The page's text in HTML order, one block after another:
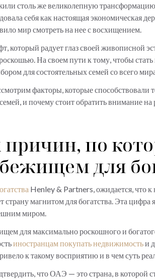
столь же великолепную
себя как настоящая экономическая
мир смотреть на нее с восхищением.
который радует глаз своей живописной
На своем пути к тому, чтобы
для состоятельных семей со всего
факторы, которые
и почему стоит обратить внимание
причин, по
для
Henley & Partners, ожидается, что
страну магнитом для богатства. Эта
миром.
для максимально роскошного и
иностранцам покупать недвижимостьи
к такому восприятию и в чем суть
что ОАЭ — это страна, в которой